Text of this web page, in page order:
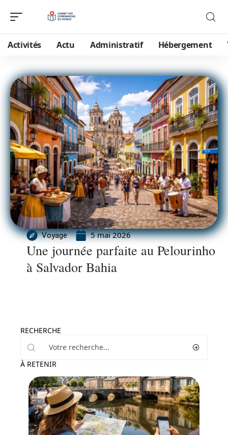
Activités Actu Administratif Hébergement
Voyage 5 mai 2026
Une journée parfaite au Pelourinho
à Salvador Bahia
RECHERCHE
À RETENIR
Voyage